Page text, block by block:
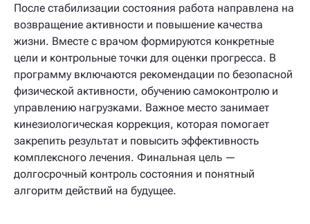
После стабилизации состояния работа направлена на
возвращение активности и повышение качества
жизни. Вместе с врачом формируются конкретные
цели и контрольные точки для оценки прогресса. В
программу включаются рекомендации по безопасной
физической активности, обучению самоконтролю и
управлению нагрузками. Важное место занимает
кинезиологическая коррекция, которая помогает
закрепить результат и повысить эффективность
комплексного лечения. Финальная цель —
долгосрочный контроль состояния и понятный
алгоритм действий на будущее.